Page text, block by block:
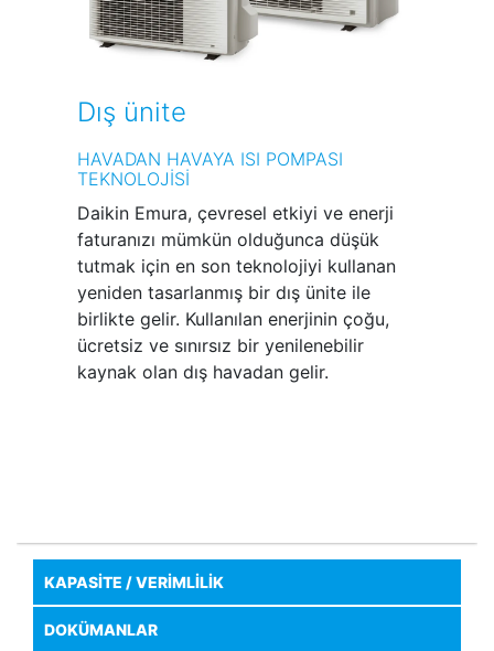
Dış ünite
HAVADAN HAVAYA ISI POMPASI
TEKNOLOJİSİ
Daikin Emura, çevresel etkiyi ve enerji
faturanızı mümkün olduğunca düşük
tutmak için en son teknolojiyi kullanan
yeniden tasarlanmış bir dış ünite ile
birlikte gelir. Kullanılan enerjinin çoğu,
ücretsiz ve sınırsız bir yenilenebilir
kaynak olan dış havadan gelir.
KAPASİTE / VERİMLİLİK
DOKÜMANLAR